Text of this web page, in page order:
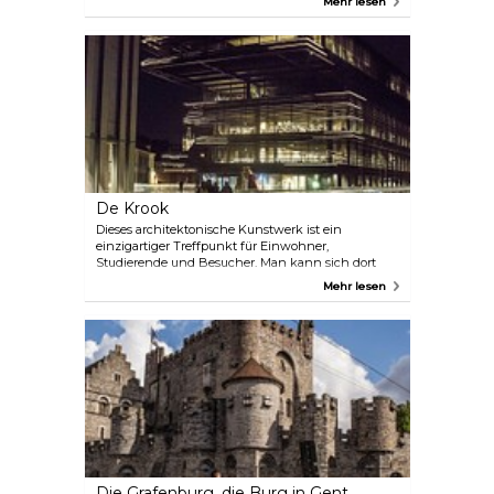
& Erde sowie der Abteigarten) kann kostenlos
besichtigt werden.
die Auskunftsstelle des Fremdenverkehrsamtes
Gent. Für die verschiedensten Infos: eine einzige
De Krook
Dieses architektonische Kunstwerk ist ein
einzigartiger Treffpunkt für Einwohner,
Studierende und Besucher. Man kann sich dort
treffen, Kultur schnuppern, in aller Ruhe etwas
trinken oder sich mit Innovationen und Techniken
Gebäude verbindet nicht nur Menschen
miteinander, sondern auch das historische
Zentrum mit dem Kunstviertel. Auf dem Gelände
arbeiten verschiedene Einrichtungen zusammen
und bieten ihre Dienstleistungen an. Es gibt schon
eine Bezeichnung für sie: „De-Krook-Bewohner“.
Neben der Stadtbibliothek haben auch das Imec
(flämisches Forschungszentrum für Nano- und
Mikroelektronik) und die Universität Gent einen
Platz in De Krook. Im Gebäude gibt es auch einen
Mehr lesen